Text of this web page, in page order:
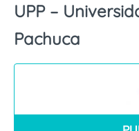
UPP –
Pachuca